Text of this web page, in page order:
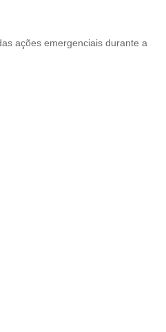
ações emergenciais durante a